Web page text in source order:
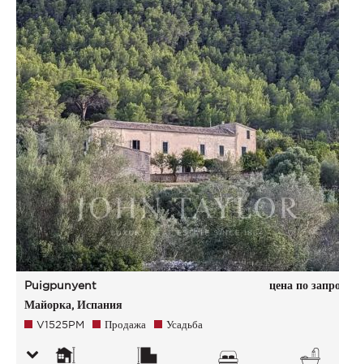
Puigpunyent
Майорка, Испания
цена по
V1525PM Продажа Усадьба